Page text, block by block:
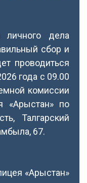
дела
сбор и
проводиться
года с 09.00
комиссии
«Арыстан» по
Талгарский
67.
«Арыстан»